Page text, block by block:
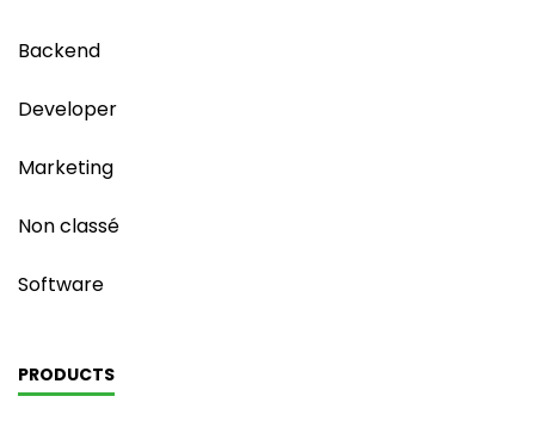
Backend
Developer
Marketing
Non classé
Software
PRODUCTS